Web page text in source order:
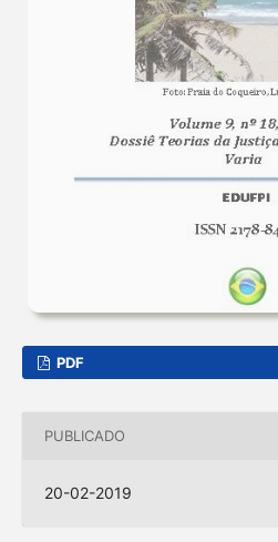
PDF
PUBLICADO
20-02-2019